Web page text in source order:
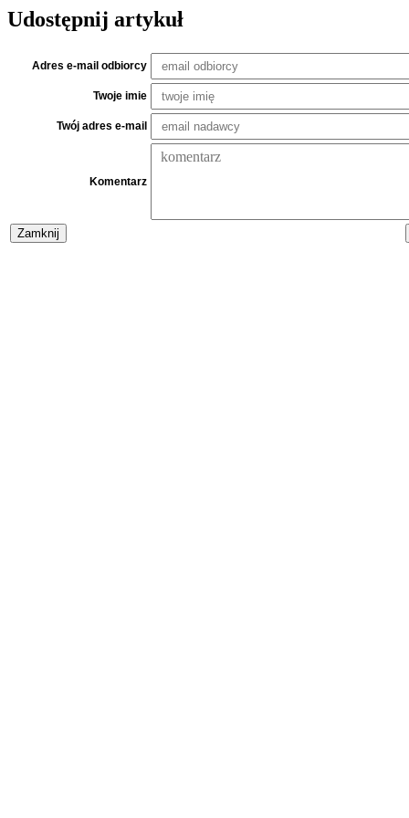
Udostępnij artykuł
Adres e-mail odbiorcy
Twoje imie
Twój adres e-mail
Komentarz